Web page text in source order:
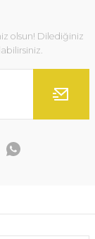
olsun! Dilediğiniz